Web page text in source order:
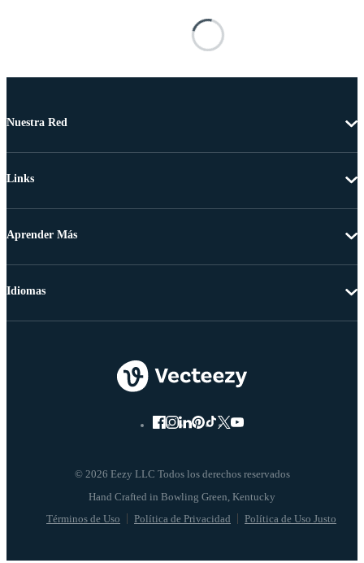
Nuestra Red
Links
Aprender Más
© 2026 Eezy LLC Todos los derechos reservados
Términos de Uso Política de Privacidad Política de Uso Justo
Idiomas